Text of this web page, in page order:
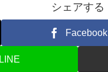
シェアする
Facebook
LINE